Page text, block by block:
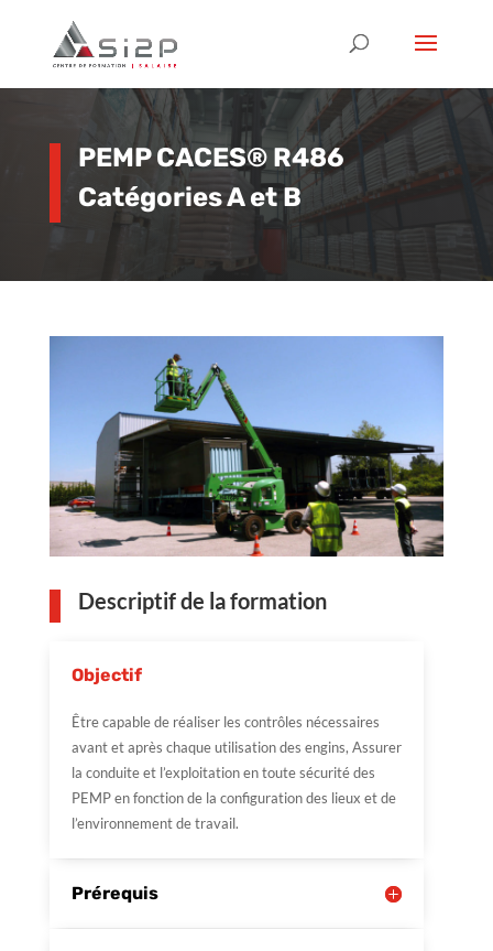
PEMP CACES® R486
Catégories A et B
Descriptif de la formation
Objectif
Être capable de réaliser les contrôles nécessaires
avant et après chaque utilisation des engins, Assurer
la conduite et l’exploitation en toute sécurité des
PEMP en fonction de la configuration des lieux et de
l’environnement de travail.
Prérequis